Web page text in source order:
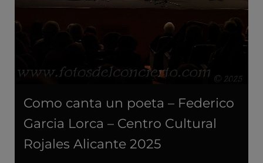
Como canta un poeta – Federico
Garcia Lorca – Centro Cultural
Rojales Alicante 2025